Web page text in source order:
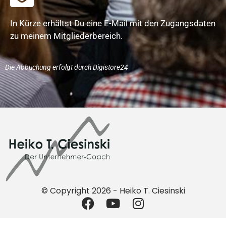
In Kürze erhältst Du eine E-Mail mit den Zugangsdaten
zu meinem Mitgliederbereich.
Die Abbuchung erfolgt durch Digistore24
© Copyright 2026 - Heiko T. Ciesinski